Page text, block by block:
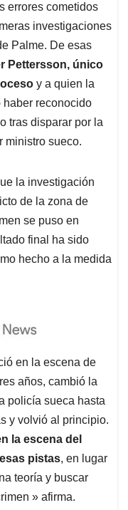
errores cometidos
investigaciones
Palme. De esas
Pettersson, único
y a quien la
reconocido
tras disparar por la
ministro sueco.
la investigación
de la zona de
se puso en
final ha sido
hecho a la medida
en la escena de
años, cambió la
policía sueca hasta
y volvió al principio.
la escena del
pistas, en lugar
teoría y buscar
» afirma.